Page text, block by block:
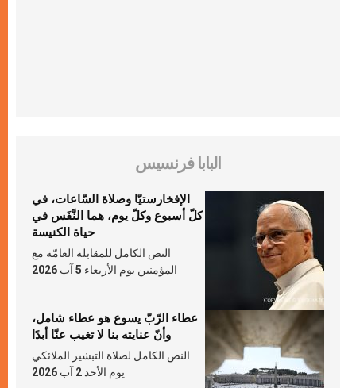
البابا فرنسيس
الإفخارستيّا وصلاة السّاعات، في
كلّ أسبوع وكلّ يوم، هما النَّفَس في
حياة الكنيسة
النص الكامل للمقابلة العامّة مع
المؤمنين يوم الأربعاء 5 آب 2026
عطاء الرّبّ يسوع هو عطاء شامل،
وأنّ عنايته بنا لا تغيب عنّا أبدًا
النص الكامل لصلاة التبشير الملائكي
يوم الأحد 2 آب 2026